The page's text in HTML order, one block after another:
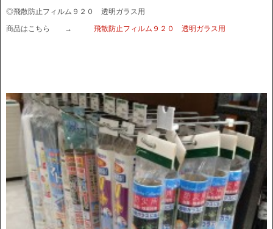
◎飛散防止フィルム９２０ 透明ガラス用
商品はこちら → 飛散防止フィルム９２０ 透明ガラス用